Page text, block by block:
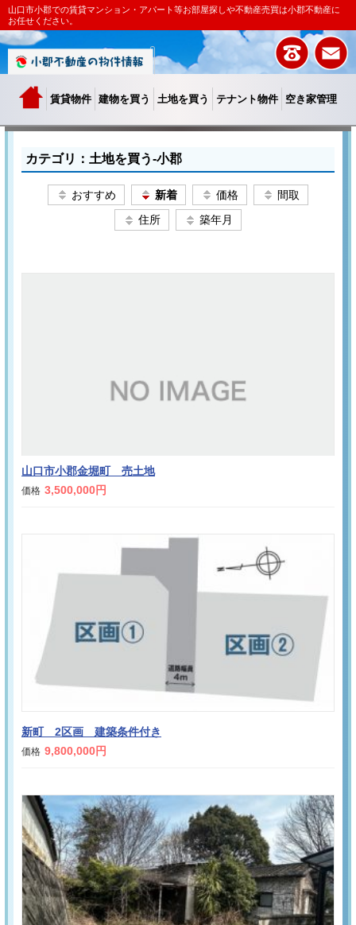
山口市小郡での賃貸マンション・アパート等お部屋探しや不動産売買は小郡不動産に
お任せください。
賃貸物件 建物を買う 土地を買う テナント物件 空き家管理
カテゴリ：土地を買う-小郡
おすすめ 新着 価格
間取
住所
築年月
山口市小郡金堀町 売土地
価格 3,500,000円
新町 2区画 建築条件付き
価格 9,800,000円